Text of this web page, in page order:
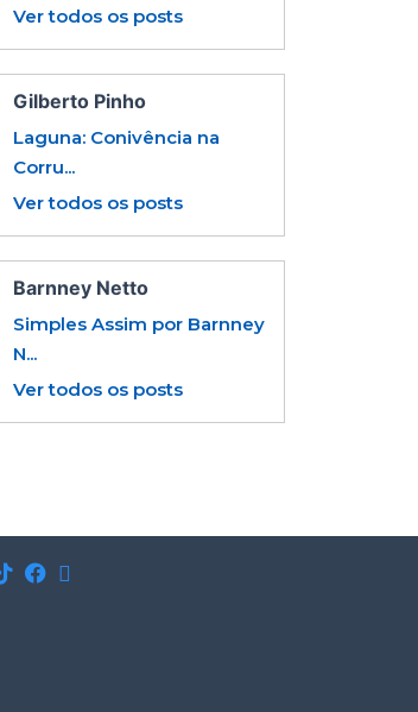
Ver todos os posts
Gilberto Pinho
Laguna: Conivência na
Corru...
Ver todos os posts
Barnney Netto
Simples Assim por Barnney
N...
Ver todos os posts